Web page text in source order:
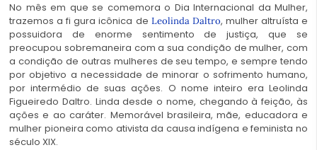
No mês em que se comemora o Dia Internacional da Mulher,
trazemos a fi gura icônica de Leolinda Daltro, mulher altruísta e
possuidora de enorme sentimento de justiça, que se
preocupou sobremaneira com a sua condição de mulher, com
a condição de outras mulheres de seu tempo, e sempre tendo
por objetivo a necessidade de minorar o sofrimento humano,
por intermédio de suas ações. O nome inteiro era Leolinda
Figueiredo Daltro. Linda desde o nome, chegando à feição, às
ações e ao caráter. Memorável brasileira, mãe, educadora e
mulher pioneira como ativista da causa indígena e feminista no
século XIX.